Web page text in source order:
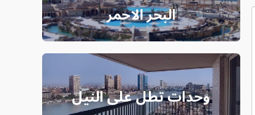
البحر الاحمر
وحدات تطل على النيل